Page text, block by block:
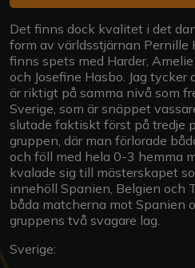
Det finns dock kvalitet i det
form av världsstjärnan Pernille
finns spets med Harder,
och Josefine Hasbo. Jag
är riktigt på samma nivå som
Sverige, som är snäppet
slutade faktiskt först på tredje
gruppen, där man förlorade
och föll med hela 0-3 hemma
kvalade sig till mästerskapet
innehöll Spanien, Belgien och
båda matcherna mot Spanien
gruppens två svagare lag.
Sverige: